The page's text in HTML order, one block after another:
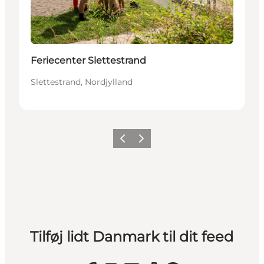
Feriecenter Slettestrand
Slettestrand, Nordjylland
ForrigeNæste
Tilføj lidt Danmark til dit feed